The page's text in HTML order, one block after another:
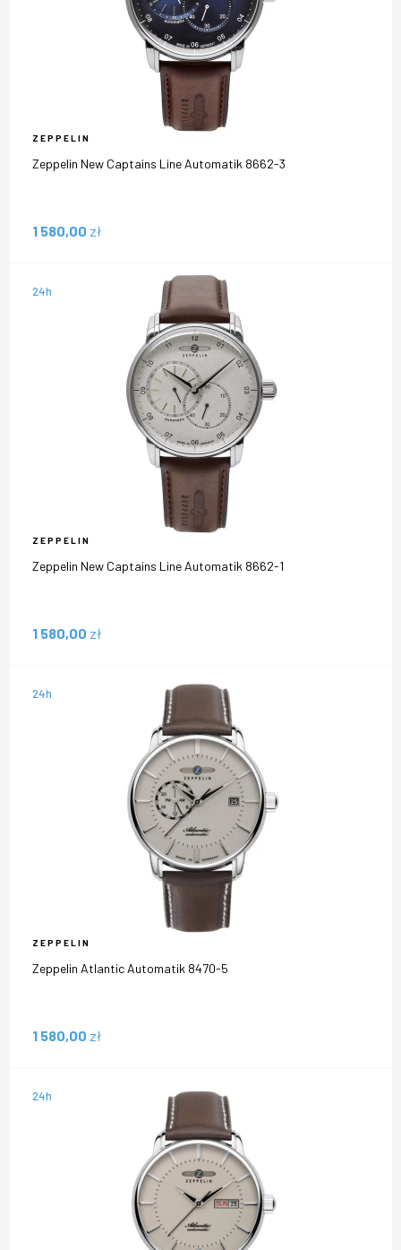
ZEPPELIN
Zeppelin New Captains Line Automatik 8662-3
1 580,00 zł
24h
ZEPPELIN
Zeppelin New Captains Line Automatik 8662-1
1 580,00 zł
24h
ZEPPELIN
Zeppelin Atlantic Automatik 8470-5
1 580,00 zł
24h